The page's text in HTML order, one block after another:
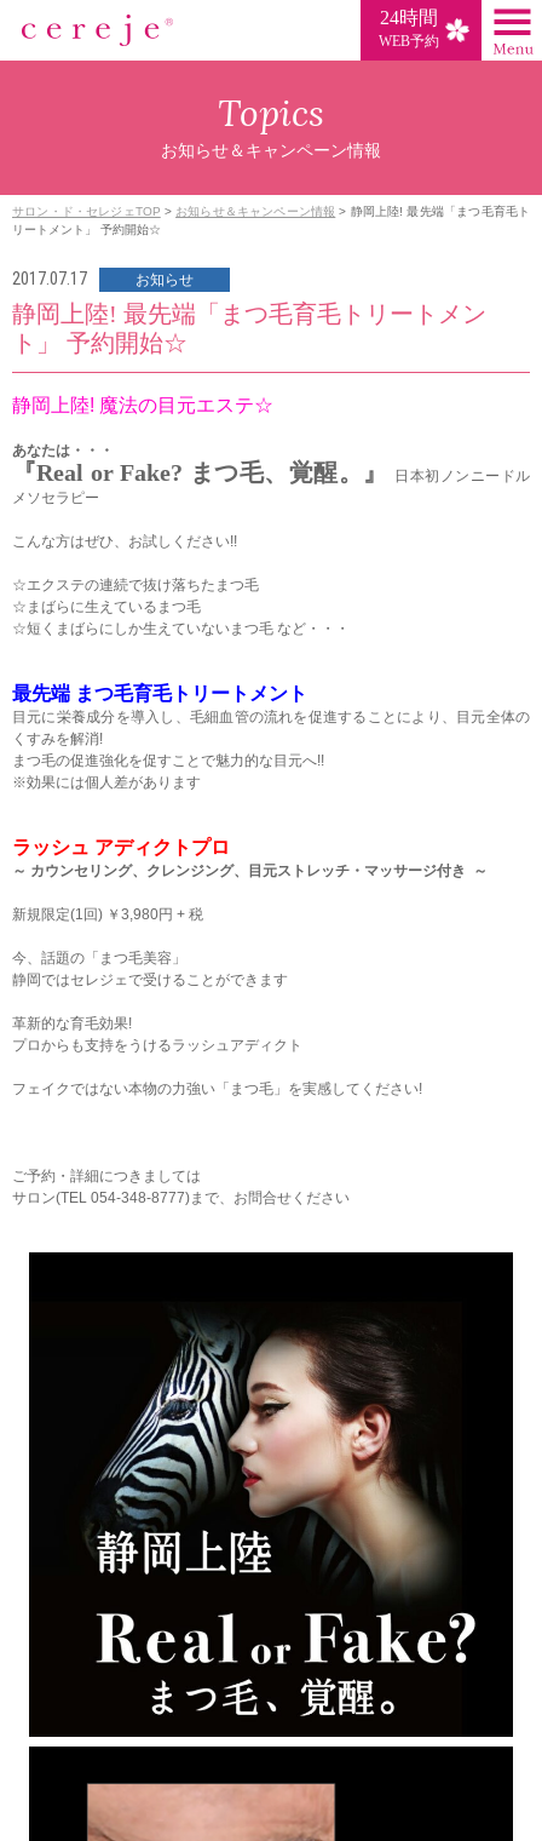
24時間
WEB予約
Topics
お知らせ＆キャンペーン情報
サロン・ド・セレジェTOP > お知らせ＆キャンペーン情報 > 静岡上陸! 最先端「まつ毛育毛ト
リートメント」 予約開始☆
2017.07.17 お知らせ
静岡上陸! 最先端「まつ毛育毛トリートメン
ト」 予約開始☆
静岡上陸! 魔法の目元エステ☆
あなたは・・・
『Real or Fake? まつ毛、覚醒。』
日本初ノンニードル
メソセラピー
こんな方はぜひ、お試しください!!
☆エクステの連続で抜け落ちたまつ毛
☆まばらに生えているまつ毛
☆短くまばらにしか生えていないまつ毛 など・・・
最先端 まつ毛育毛トリートメント
目元に栄養成分を導入し、毛細血管の流れを促進することにより、目元全体の
くすみを解消!
まつ毛の促進強化を促すことで魅力的な目元へ!!
※効果には個人差があります
ラッシュ アディクトプロ
～ カウンセリング、クレンジング、目元ストレッチ・マッサージ付き ～
新規限定(1回) ￥3,980円 + 税
今、話題の「まつ毛美容」
静岡ではセレジェで受けることができます
革新的な育毛効果!
プロからも支持をうけるラッシュアディクト
フェイクではない本物の力強い「まつ毛」を実感してください!
ご予約・詳細につきましては
サロン(TEL 054-348-8777)まで、お問合せください